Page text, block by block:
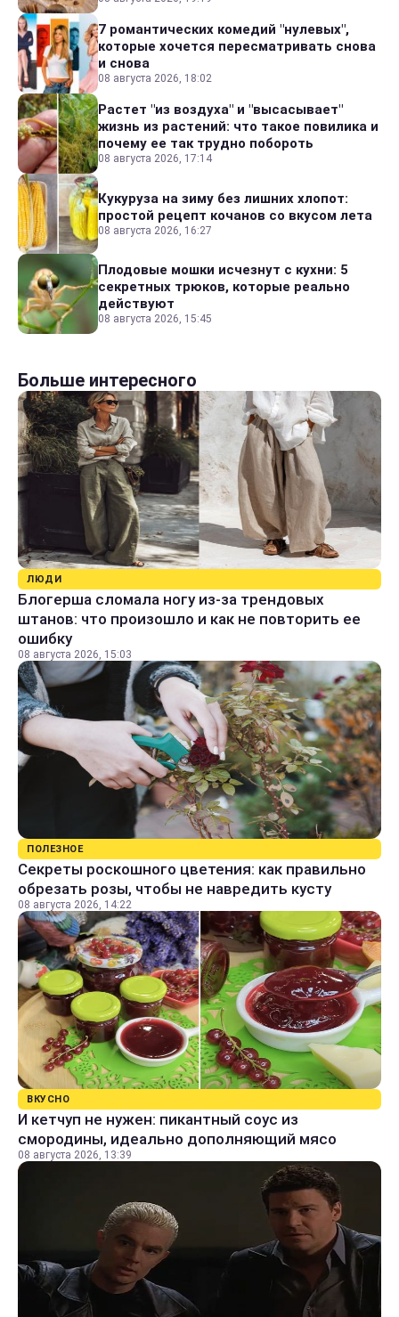
7 романтических комедий "нулевых",
которые хочется пересматривать снова
и снова
08 августа 2026, 18:02
Растет "из воздуха" и "высасывает"
жизнь из растений: что такое повилика и
почему ее так трудно побороть
08 августа 2026, 17:14
Кукуруза на зиму без лишних хлопот:
простой рецепт кочанов со вкусом лета
08 августа 2026, 16:27
Плодовые мошки исчезнут с кухни: 5
секретных трюков, которые реально
действуют
08 августа 2026, 15:45
Больше интересного
ЛЮДИ
Блогерша сломала ногу из-за трендовых
штанов: что произошло и как не повторить ее
ошибку
08 августа 2026, 15:03
ПОЛЕЗНОЕ
Секреты роскошного цветения: как правильно
обрезать розы, чтобы не навредить кусту
08 августа 2026, 14:22
ВКУСНО
И кетчуп не нужен: пикантный соус из
смородины, идеально дополняющий мясо
08 августа 2026, 13:39